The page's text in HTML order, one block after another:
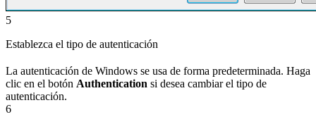
5
Establezca el tipo de autenticación
La autenticación de Windows se usa de forma predeterminada. Haga
clic en el botón Authentication si desea cambiar el tipo de
autenticación.
6